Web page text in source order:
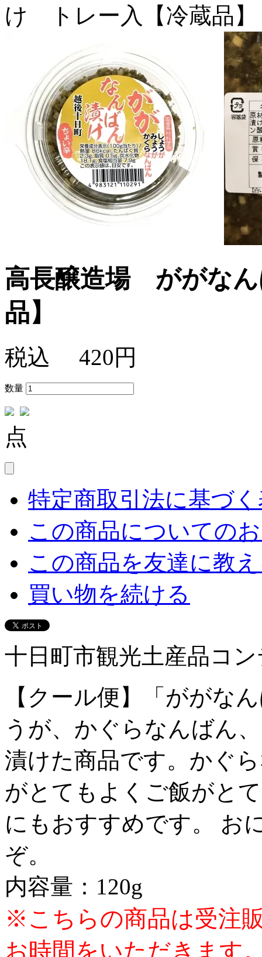
け トレー入【冷蔵品】
高長醸造場 ががな
品】
税込 420円
数量
点
特定商取引法に基づ
この商品についての
この商品を友達に教
買い物を続ける
十日町市観光土産品コ
【クール便】「ががな
うが、かぐらなんばん
漬けた商品です。かぐ
がとてもよくご飯がと
にもおすすめです。 お
ぞ。
内容量：120g
※こちらの商品は受注
お時間をいただきます